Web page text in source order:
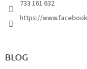
733 161 632
https://
BLOG